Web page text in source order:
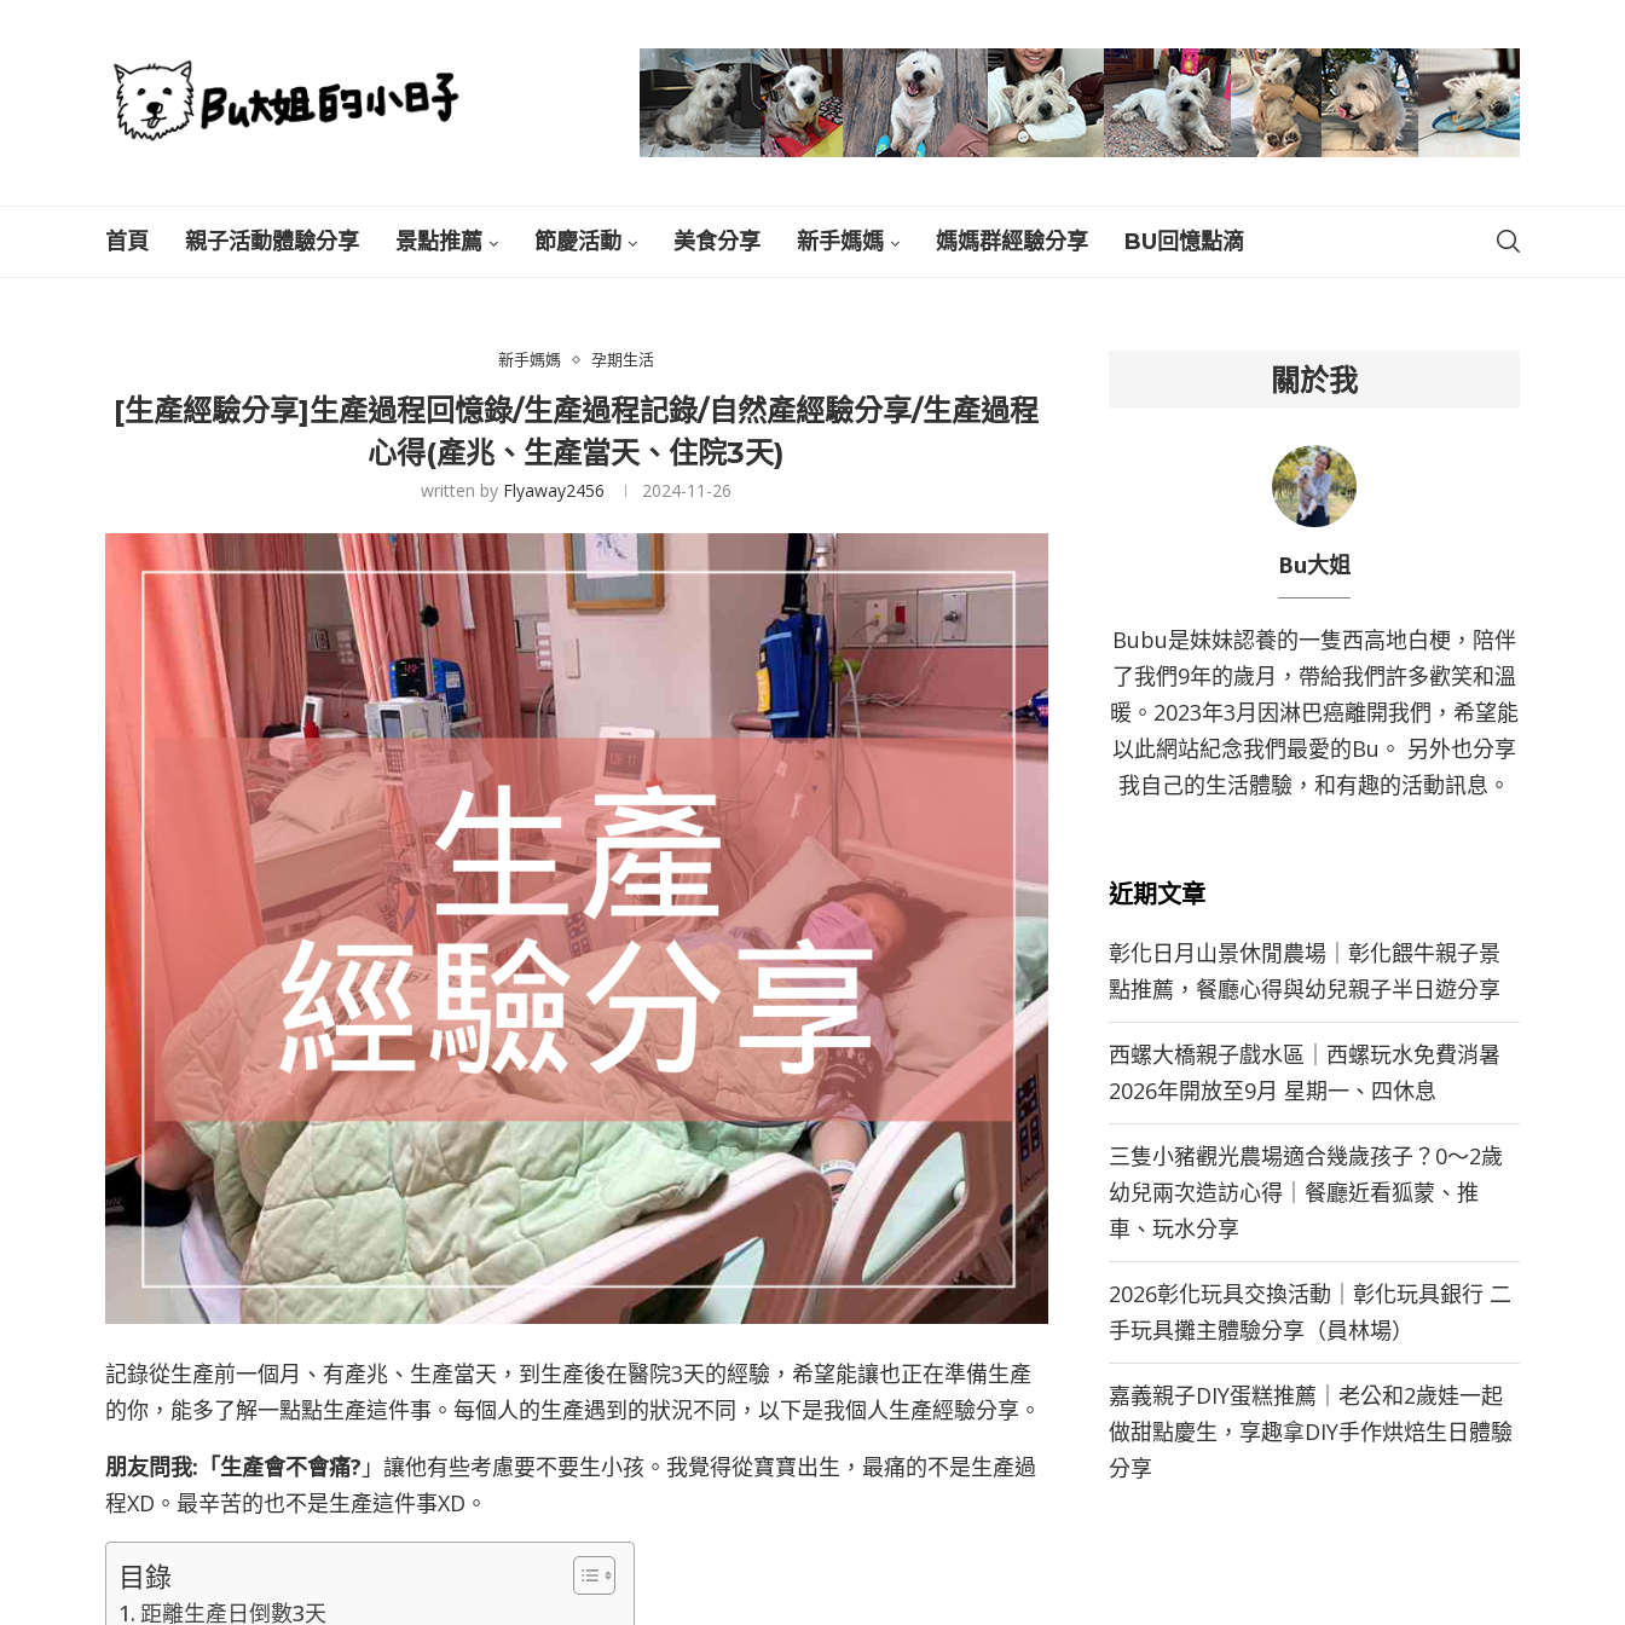
首頁 親子活動體驗分享 景點推薦 節慶活動 美食分享 新手媽媽 媽媽群經驗分享 BU回憶點滴
新手媽媽 孕期生活
[生產經驗分享]生產過程回憶錄/生產過程記錄/自然產經驗分享/生產過程
心得(產兆、生產當天、住院3天)
written by Flyaway2456 2024-11-26
記錄從生產前一個月、有產兆、生產當天，到生產後在醫院3天的經驗，希望能讓也正在準備生產
的你，能多了解一點點生產這件事。每個人的生產遇到的狀況不同，以下是我個人生產經驗分享。
朋友問我:「生產會不會痛? 」讓他有些考慮要不要生小孩。我覺得從寶寶出生，最痛的不是生產過
程XD。最辛苦的也不是生產這件事XD。
目錄
距離生產日倒數3天
關於我
Bu大姐
Bubu是妹妹認養的一隻西高地白梗，陪伴
了我們9年的歲月，帶給我們許多歡笑和溫
暖。2023年3月因淋巴癌離開我們，希望能
以此網站紀念我們最愛的Bu。 另外也分享
我自己的生活體驗，和有趣的活動訊息。
近期文章
彰化日月山景休閒農場｜彰化餵牛親子景
點推薦，餐廳心得與幼兒親子半日遊分享
西螺大橋親子戲水區｜西螺玩水免費消暑
2026年開放至9月 星期一、四休息
三隻小豬觀光農場適合幾歲孩子？0～2歲
幼兒兩次造訪心得｜餐廳近看狐蒙、推
車、玩水分享
2026彰化玩具交換活動｜彰化玩具銀行 二
手玩具攤主體驗分享（員林場）
嘉義親子DIY蛋糕推薦｜老公和2歲娃一起
做甜點慶生，享趣拿DIY手作烘焙生日體驗
分享